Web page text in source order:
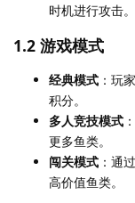
时机进行攻击。
1.2 游戏模式
经典模式 ：玩
积分。
多人竞技模式
更多鱼类。
闯关模式 ：通
高价值鱼类。